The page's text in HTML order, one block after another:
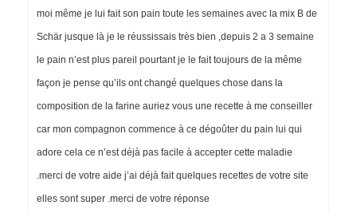
moi même je lui fait son pain toute les semaines avec la mix B de
Schär jusque là je le réussissais très bien ,depuis 2 a 3 semaine
le pain n’est plus pareil pourtant je le fait toujours de la même
façon je pense qu’ils ont changé quelques chose dans la
composition de la farine auriez vous une recette à me conseiller
car mon compagnon commence à ce dégoûter du pain lui qui
adore cela ce n’est déjà pas facile à accepter cette maladie
.merci de votre aide j’ai déjà fait quelques recettes de votre site
elles sont super .merci de votre réponse